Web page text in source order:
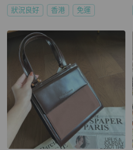
狀況良好 香港 免運